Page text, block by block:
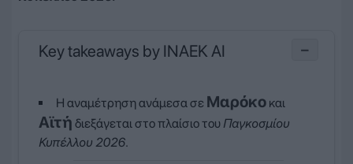
Key takeaways by INAEK AI −
Η αναμέτρηση ανάμεσα σε Μαρόκο και
Αϊτή διεξάγεται στο πλαίσιο του Παγκοσμίου
Κυπέλλου 2026.